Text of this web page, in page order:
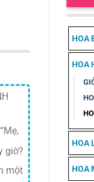
giờ?
một
HOA
HOA
HOA
HOA